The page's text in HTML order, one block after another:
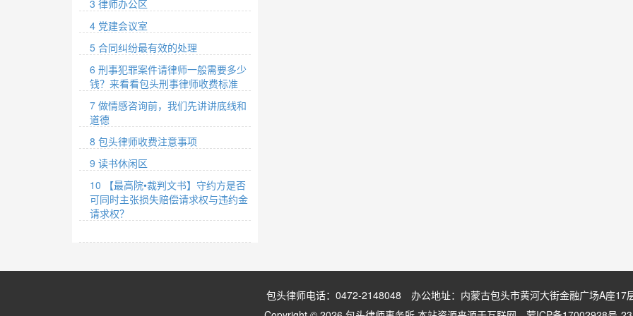
3 律师办公区
4 党建会议室
5 合同纠纷最有效的处理
6 刑事犯罪案件请律师一般需要多少
钱？来看看包头刑事律师收费标准
7 做情感咨询前，我们先讲讲底线和
道德
8 包头律师收费注意事项
9 读书休闲区
10 【最高院•裁判文书】守约方是否
可同时主张损失赔偿请求权与违约金
请求权？
包头律师电话：0472-2148048 办公地址：内蒙古包头市黄河大街金融广场A座17